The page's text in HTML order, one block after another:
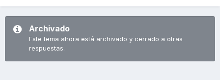
Archivado
Este tema ahora está archivado y cerrado a otras
respuestas.